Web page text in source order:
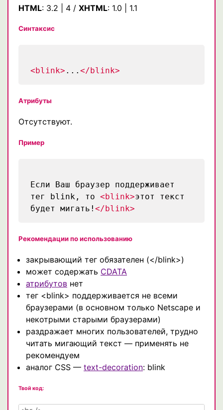
HTML: 3.2 4 / XHTML: 1.0 1.1
Синтаксис
<blink> ... </blink>
Атрибуты
Отсутствуют.
Пример
Если Ваш браузер поддерживает
тег blink, то <blink>этот текст
будет мигать! </blink>
Рекомендации по использованию
закрывающий тег обязателен (</blink>)
может содержать CDATA
атрибутов нет
тег <blink> поддерживается не всеми
браузерами (в основном только Netscape и
некотрыми старыми браузерами)
раздражает многих пользователей, трудно
читать мигающий текст — применять не
рекомендуем
аналог CSS — text-decoration: blink
Твой код: